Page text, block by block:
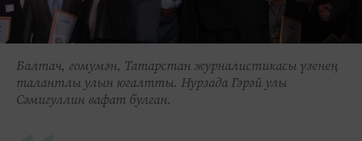
Балтач, гомумән, Татарстан журналистикасы үзенең
талантлы улын югалтты. Нурзада Гәрәй улы
Сәмигуллин вафат булган.